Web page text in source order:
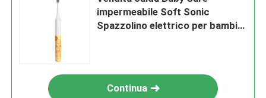
impermeabile Soft Sonic
Spazzolino elettrico per bambini
Continua